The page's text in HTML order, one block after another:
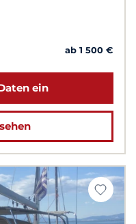
ab 1 500 €
ein